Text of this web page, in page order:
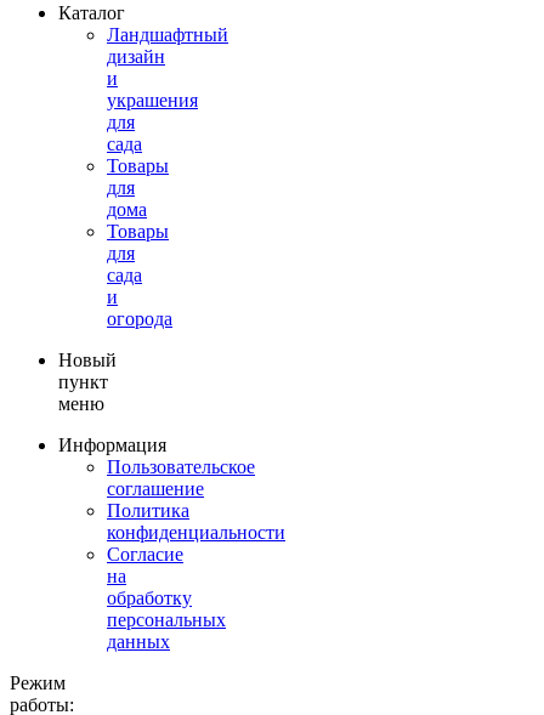
Каталог
Ландшафтный
дизайн
и
украшения
для
сада
Товары
для
дома
Товары
для
сада
и
огорода
Новый
пункт
меню
Информация
Пользовательское
соглашение
Политика
конфиденциальности
Согласие
на
обработку
персональных
данных
Режим
работы: